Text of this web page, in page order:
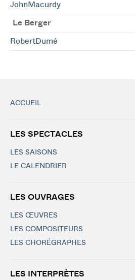
JohnMacurdy
Le Berger
RobertDumé
ACCUEIL
LES SPECTACLES
LES SAISONS
LE CALENDRIER
LES OUVRAGES
LES ŒUVRES
LES COMPOSITEURS
LES CHORÉGRAPHES
LES INTERPRÈTES